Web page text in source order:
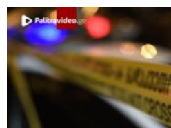
უკეთესი ცხოვრებისათვის"
მსოფლიო ჩემპიონატზე™